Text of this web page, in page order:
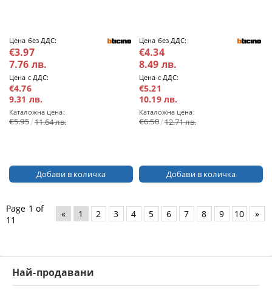
Цена без ДДС:
€3.97
7.76 лв.
Цена с ДДС:
€4.76
9.31 лв.
Каталожна цена:
€5.95 11.64 лв.
Цена без ДДС:
€4.34
8.49 лв.
Цена с ДДС:
€5.21
10.19 лв.
Каталожна цена:
€6.50 12.71 лв.
Page 1 of
11
« 1 2 3 4 5 6 7 8 9 10 »
Най-продавани